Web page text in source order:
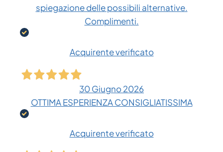
spiegazione delle possibili alternative.
Complimenti.
Acquirente verificato
30 Giugno 2026
OTTIMA ESPERIENZA CONSIGLIATISSIMA
Acquirente verificato